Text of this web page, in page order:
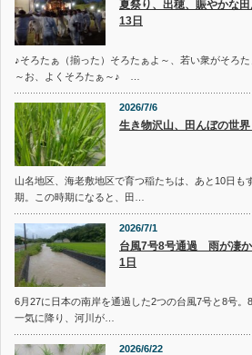
夏祭り、出穂、賑やかな
13日
♪そろたぁ（揃った）そろたぁよ～、若い衆がそろ
～お、よくそろたぁ～♪ …
2026/7/6
生き物沢山、田んぼの
山名地区、海老敷地区で育つ稲たちは、あと10日も
期。この時期になると、田…
2026/7/1
台風7号8号通過 雨が凄
1日
6月27に日本の南岸を通過した2つの台風7号と8号
一気に降り、河川が…
2026/6/22